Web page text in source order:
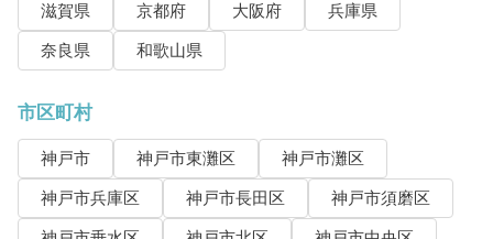
滋賀県 京都府 大阪府
兵庫県
奈良県
和歌山県
市区町村
神戸市 神戸市東灘区
神戸市灘区
神戸市兵庫区
神戸市長田区
神戸市須磨区